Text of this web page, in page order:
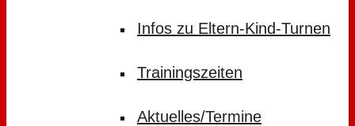
Infos zu Eltern-Kind-Turnen
Trainingszeiten
Aktuelles/Termine